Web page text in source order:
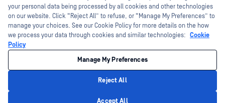
©2026OPSWAT . 保留所有權利。OPSWAT、MetaDefender、Metascan、
MetaAccess、OPSWAT 、Trust no File. Trust No Device.、OPSWAT 、Protecting the
World's Critical Infrastructure、Deep CDR™ Technology、InQuest、InQuest標誌、
DFI、RetroHunt、Deep File Inspection 及 Join the Hunt 均為OPSWAT 之商標。第三
方商標均為其各自所有者之財產。
您的加州隱私選擇
your personal data being processed by all cookies and other technologies
on our website. Click “Reject All” to refuse, or “Manage My Preferences” to
manage your choices. See our Cookie Policy for more details on the how
we process your data through cookies and similar technologies: Cookie
Policy
Manage My Preferences
Reject All
Accept All